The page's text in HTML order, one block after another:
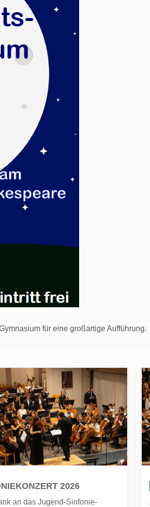
für eine großartige Aufführung.
2026
an das Jugend-Sinfonie-